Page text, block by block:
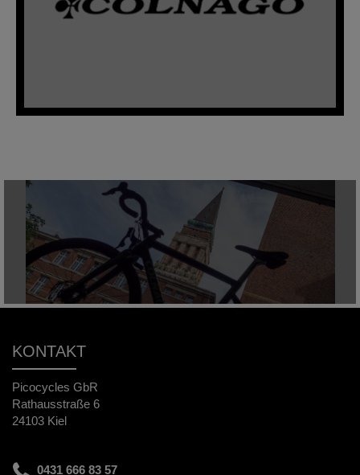
KONTAKT
Picocycles GbR
Rathausstraße 6
24103 Kiel
0431 666 83 57